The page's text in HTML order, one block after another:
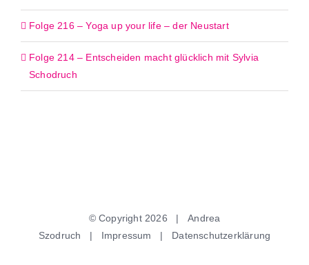
Folge 216 – Yoga up your life – der Neustart
Folge 214 – Entscheiden macht glücklich mit Sylvia
Schodruch
© Copyright 2026 | Andrea
Szodruch | Impressum | Datenschutzerklärung